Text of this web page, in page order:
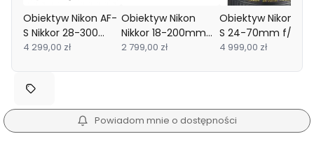
Obiektyw Nikon AF-
S Nikkor 28-300
mm f/3.5-5.6G ED
4 299,00 zł
Obiektyw Nikon
Nikkor 18-200mm
f/3.5-5.6 G IF-ED
2 799,00 zł
Obiektyw Nikon AF-
S 24-70mm f/2.8G
ED - WYPRZEDAŻ
4 999,00 zł
Powiadom mnie o dostępności